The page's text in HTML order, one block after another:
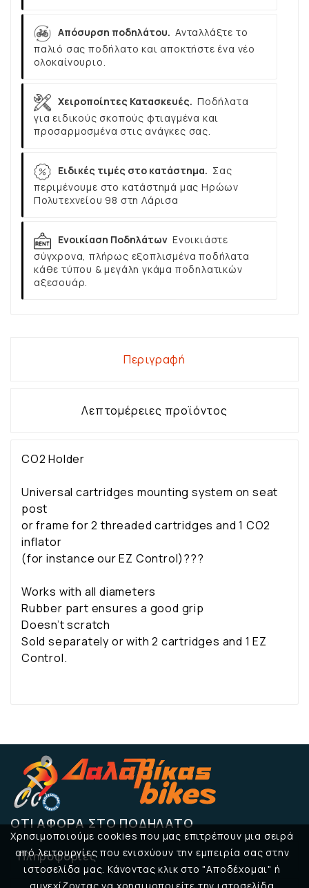
Χρησιμοποιούμε cookies που μας επιτρέπουν μια σειρά
από λειτουργίες που ενισχύουν την εμπειρία σας στην
ιστοσελίδα μας. Κάνοντας κλικ στο "Αποδέχομαι" ή
Απόσυρση ποδηλάτου. Ανταλλάξτε το
παλιό σας ποδήλατο και αποκτήστε ένα νέο
ολοκαίνουριο.
Χειροποίητες Κατασκευές. Ποδήλατα
για ειδικούς σκοπούς φτιαγμένα και
προσαρμοσμένα στις ανάγκες σας.
Ειδικές τιμές στο κατάστημα. Σας
περιμένουμε στο κατάστημά μας Ηρώων
Πολυτεχνείου 98 στη Λάρισα
Ενοικίαση Ποδηλάτων Ενοικιάστε
σύγχρονα, πλήρως εξοπλισμένα ποδήλατα
κάθε τύπου & μεγάλη γκάμα ποδηλατικών
αξεσουάρ.
Περιγραφή
Λεπτομέρειες προϊόντος
CO2 Holder
Universal cartridges mounting system on seat
post
or frame for 2 threaded cartridges and 1 CO2
inflator
(for instance our EZ Control)???
Works with all diameters
Rubber part ensures a good grip
Doesn’t scratch
Sold separately or with 2 cartridges and 1 EZ
Control.
ΌΤΙ ΑΦΟΡΆ ΣΤΟ ΠΟΔΉΛΑΤΟ
Πληροφορίες 